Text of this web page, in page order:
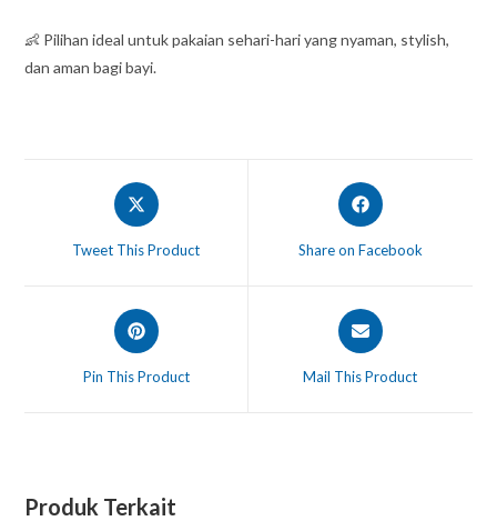
👶 Pilihan ideal untuk pakaian sehari-hari yang nyaman, stylish,
dan aman bagi bayi.
Tweet This Product Share on Facebook
Pin This Product Mail This Product
Produk Terkait